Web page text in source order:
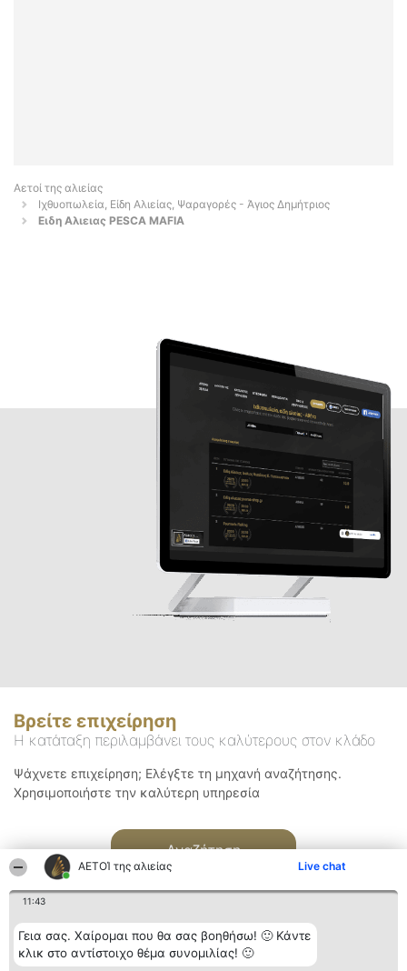
ΑΕΤΟΊ της αλιείας Live chat
11:43
Γεια σας. Χαίρομαι που θα σας βοηθήσω! 🙂 Κάντε
κλικ στο αντίστοιχο θέμα συνομιλίας! 🙂
Αετοί της αλιείας
Ιχθυοπωλεία, Είδη Αλιείας, Ψαραγορές - Άγιος Δημήτριος
Ειδη Αλιειας PESCA MAFIA
Βρείτε επιχείρηση
Η κατάταξη περιλαμβάνει τους καλύτερους στον κλάδο
Ψάχνετε επιχείρηση; Ελέγξτε τη μηχανή αναζήτησης.
Χρησιμοποιήστε την καλύτερη υπηρεσία
Αναζήτηση